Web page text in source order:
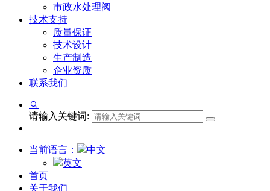
市政水处理阀
技术支持
质量保证
技术设计
生产制造
企业资质
联系我们
请输入关键词:
当前语言：
中文
英文
首页
关于我们